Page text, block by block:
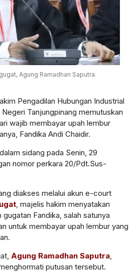
Agung Ramadhan Saputra.
Pengadilan Hubungan Industrial
Tanjungpinang memutuskan
wajib membayar upah lembur
Fandika Andi Chaidir.
sidang pada Senin, 29
nomor perkara 20/Pdt.Sus-
diakses melalui akun e-court
, majelis hakim menyatakan
gugatan Fandika, salah satunya
untuk membayar upah lembur yang
Agung Ramadhan Saputra,
putusan tersebut.